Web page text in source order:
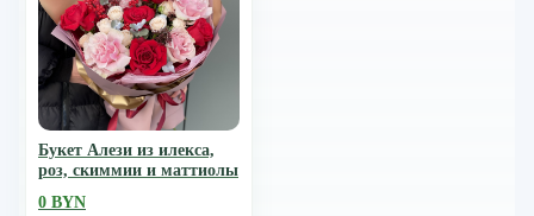
Букет Алези из илекса,
роз, скиммии и маттиолы
0 BYN